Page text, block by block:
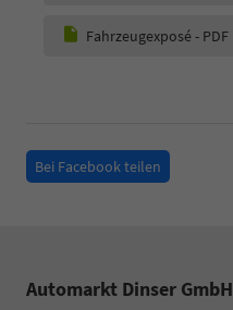
Fahrzeugexposé - PDF
Bei Facebook teilen
Automarkt Dinser GmbH